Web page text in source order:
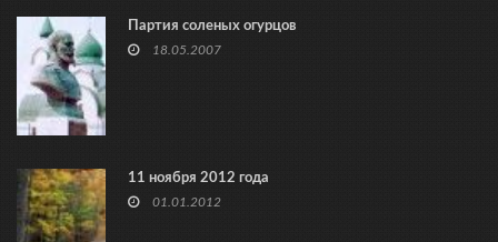
Партия соленых огурцов
18.05.2007
11 ноября 2012 года
01.01.2012